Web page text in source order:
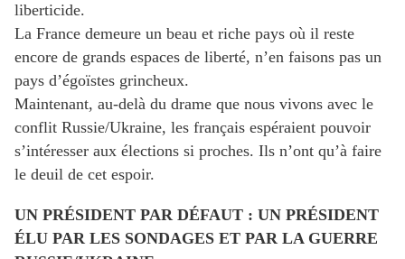
liberticide.
La France demeure un beau et riche pays où il reste
encore de grands espaces de liberté, n’en faisons pas un
pays d’égoïstes grincheux.
Maintenant, au-delà du drame que nous vivons avec le
conflit Russie/Ukraine, les français espéraient pouvoir
s’intéresser aux élections si proches. Ils n’ont qu’à faire
le deuil de cet espoir.
UN PRÉSIDENT PAR DÉFAUT : UN PRÉSIDENT
ÉLU PAR LES SONDAGES ET PAR LA GUERRE